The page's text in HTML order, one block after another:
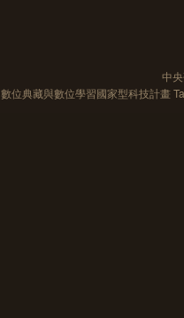
中
數位典藏與數位學習國家型科技計畫